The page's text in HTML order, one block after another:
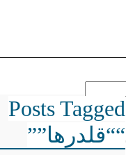
Posts Tagged
““قلدرها””